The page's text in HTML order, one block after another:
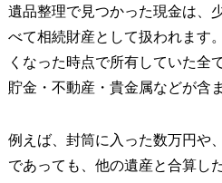
遺品整理で見つかった現金は、
べて相続財産として扱われます
くなった時点で所有していた全
貯金・不動産・貴金属などが含
例えば、封筒に入った数万円や
であっても、他の遺産と合算し